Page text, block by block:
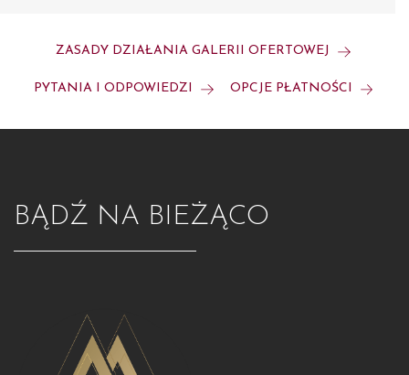
ZASADY DZIAŁANIA GALERII OFERTOWEJ
PYTANIA I ODPOWIEDZI OPCJE PŁATNOŚCI
BĄDŹ NA BIEŻĄCO